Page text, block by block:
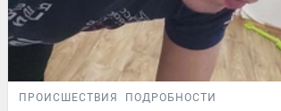
ПРОИСШЕСТВИЯ ПОДРОБНОСТИ